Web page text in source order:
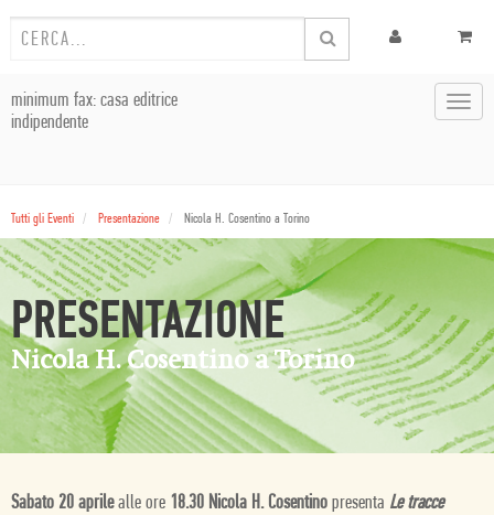
minimum fax: casa editrice
indipendente
Tutti gli Eventi Presentazione Nicola H. Cosentino a Torino
PRESENTAZIONE
Nicola H. Cosentino a Torino
Sabato 20 aprilealle ore 18.30 Nicola H. Cosentino presenta Le tracce